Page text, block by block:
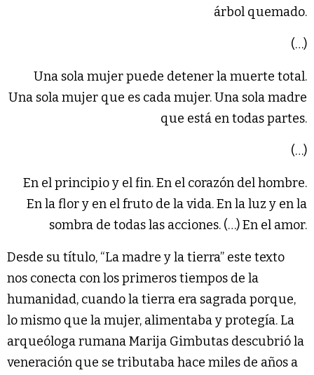
árbol quemado.
(…)
Una sola mujer puede detener la muerte total.
Una sola mujer que es cada mujer. Una sola madre
que está en todas partes.
(…)
En el principio y el fin. En el corazón del hombre.
En la flor y en el fruto de la vida. En la luz y en la
sombra de todas las acciones. (…) En el amor.
Desde su título, “La madre y la tierra” este texto
nos conecta con los primeros tiempos de la
humanidad, cuando la tierra era sagrada porque,
lo mismo que la mujer, alimentaba y protegía. La
arqueóloga rumana Marija Gimbutas descubrió la
veneración que se tributaba hace miles de años a